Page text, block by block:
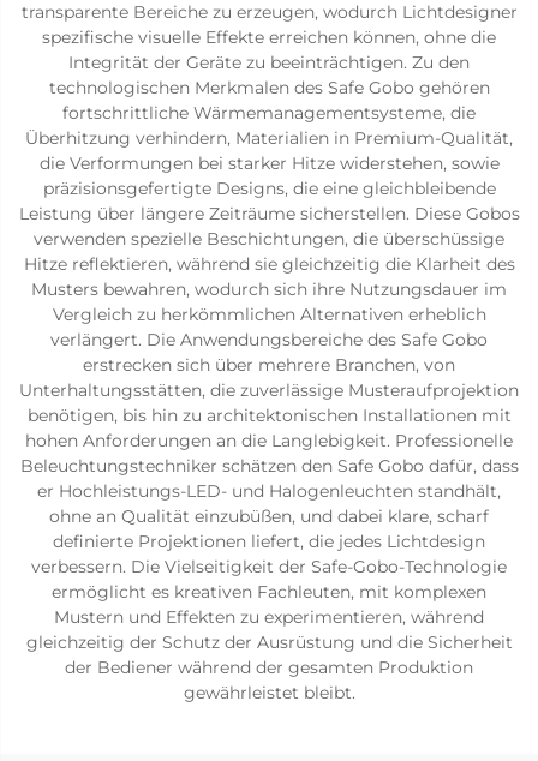
transparente Bereiche zu erzeugen, wodurch Lichtdesigner
spezifische visuelle Effekte erreichen können, ohne die
Integrität der Geräte zu beeinträchtigen. Zu den
technologischen Merkmalen des Safe Gobo gehören
fortschrittliche Wärmemanagementsysteme, die
Überhitzung verhindern, Materialien in Premium-Qualität,
die Verformungen bei starker Hitze widerstehen, sowie
präzisionsgefertigte Designs, die eine gleichbleibende
Leistung über längere Zeiträume sicherstellen. Diese Gobos
verwenden spezielle Beschichtungen, die überschüssige
Hitze reflektieren, während sie gleichzeitig die Klarheit des
Musters bewahren, wodurch sich ihre Nutzungsdauer im
Vergleich zu herkömmlichen Alternativen erheblich
verlängert. Die Anwendungsbereiche des Safe Gobo
erstrecken sich über mehrere Branchen, von
Unterhaltungsstätten, die zuverlässige Musteraufprojektion
benötigen, bis hin zu architektonischen Installationen mit
hohen Anforderungen an die Langlebigkeit. Professionelle
Beleuchtungstechniker schätzen den Safe Gobo dafür, dass
er Hochleistungs-LED- und Halogenleuchten standhält,
ohne an Qualität einzubüßen, und dabei klare, scharf
definierte Projektionen liefert, die jedes Lichtdesign
verbessern. Die Vielseitigkeit der Safe-Gobo-Technologie
ermöglicht es kreativen Fachleuten, mit komplexen
Mustern und Effekten zu experimentieren, während
gleichzeitig der Schutz der Ausrüstung und die Sicherheit
der Bediener während der gesamten Produktion
gewährleistet bleibt.